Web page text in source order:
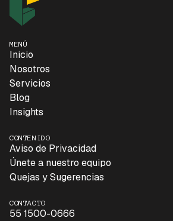
MENÚ
Inicio
Nosotros
Servicios
Blog
Insights
CONTENIDO
Aviso de Privacidad
Únete a nuestro equipo
Quejas y Sugerencias
CONTACTO
55 1500-0666